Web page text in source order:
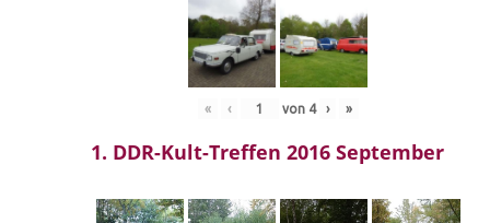
« ‹ von 4 › »
1. DDR-Kult-Treffen 2016 September